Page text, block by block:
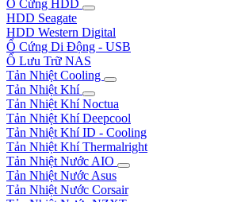
Ổ Cứng HDD
HDD Seagate
HDD Western Digital
Ổ Cứng Di Động - USB
Ổ Lưu Trữ NAS
Tản Nhiệt Cooling
Tản Nhiệt Khí
Tản Nhiệt Khí Noctua
Tản Nhiệt Khí Deepcool
Tản Nhiệt Khí ID - Cooling
Tản Nhiệt Khí Thermalright
Tản Nhiệt Nước AIO
Tản Nhiệt Nước Asus
Tản Nhiệt Nước Corsair